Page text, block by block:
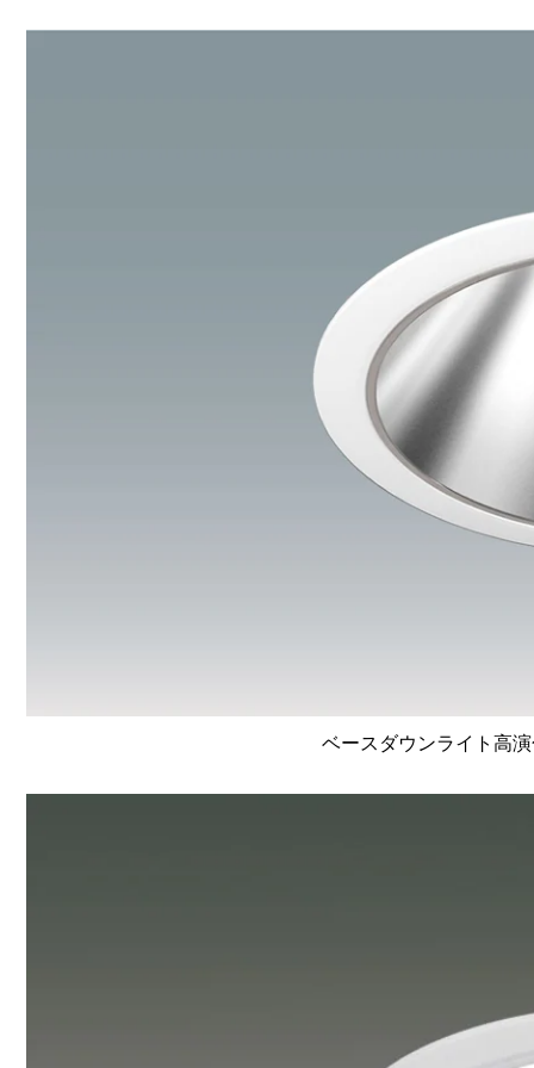
ベースダウンライト高